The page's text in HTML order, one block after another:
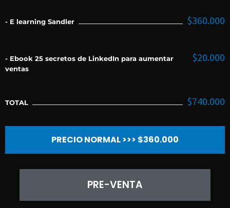
- E learning Sandler $360.000
- Ebook 25 secretos de LinkedIn para aumentar
ventas
$20.000
TOTAL $740.000
PRECIO NORMAL >>> $360.000
PRE-VENTA